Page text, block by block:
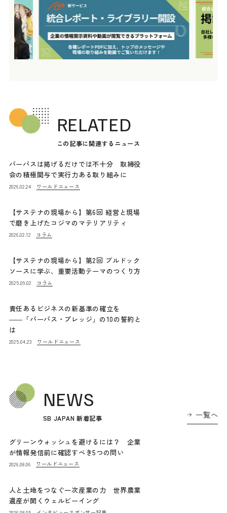
RELATED
この記事に関連するニュース
パーパスは掲げるだけでは不十分 取締役
会の積極関与で実行力ある取り組みに
2026.02.24 ワールドニュース
【サステナの現場から】第6回 経営と現場
で磨き上げたコジマのマテリアリティ
2026.02.12 コラム
【サステナの現場から】第2回 ブルドック
ソースに学ぶ、重要活動テーマのつくり方
2025.09.02 コラム
責任あるビジネスの新基準の確立を
――「パーパス・プレッジ」の10の誓約と
は
2025.04.23 ワールドニュース
NEWS
SB JAPAN 新着記事 一覧へ
グリーンウォッシュを避けるには？ 企業
が情報発信前に確認すべき5つの問い
2026.08.06 ワールドニュース
人と土地をつなぐ一次産業の力 世界農業
遺産が開くウェルビーイング